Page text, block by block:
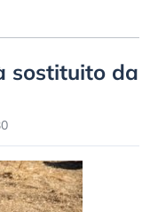
sostituito da